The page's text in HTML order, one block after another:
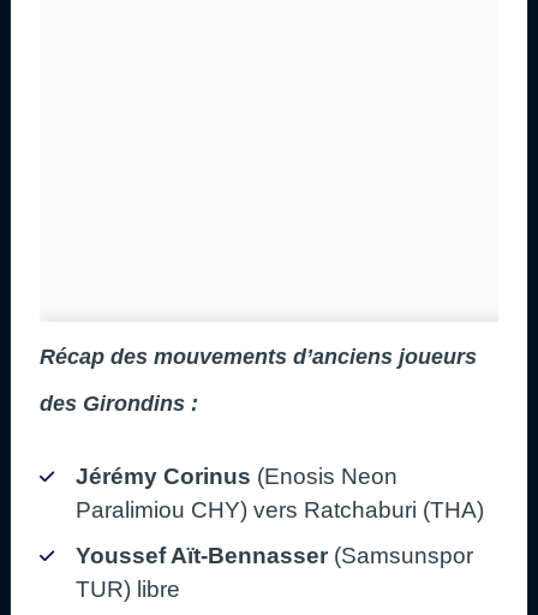
Récap des mouvements d’anciens joueurs
des Girondins :
Jérémy Corinus (Enosis Neon
Paralimiou CHY) vers Ratchaburi (THA)
Youssef Aït-Bennasser (Samsunspor
TUR) libre